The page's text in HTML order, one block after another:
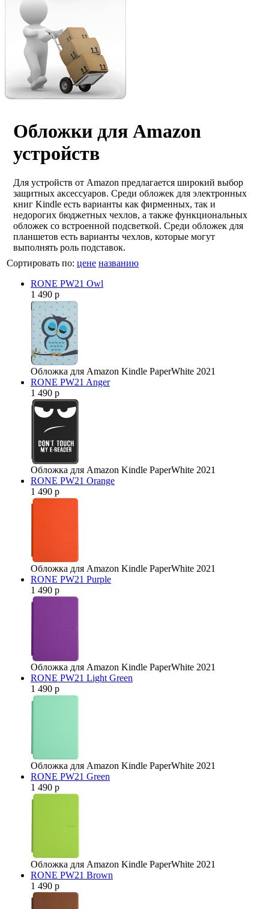
Обложки для Amazon
устройств
Для устройств от Amazon предлагается широкий выбор
защитных аксессуаров. Среди обложек для электронных
книг Kindle есть варианты как фирменных, так и
недорогих бюджетных чехлов, а также функциональных
обложек со встроенной подсветкой. Среди обложек для
планшетов есть варианты чехлов, которые могут
выполнять роль подставок.
Сортировать по: цене названию
RONE PW21 Owl
1 490 р
Обложка для Amazon Kindle PaperWhite 2021
RONE PW21 Anger
1 490 р
Обложка для Amazon Kindle PaperWhite 2021
RONE PW21 Orange
1 490 р
Обложка для Amazon Kindle PaperWhite 2021
RONE PW21 Purple
1 490 р
Обложка для Amazon Kindle PaperWhite 2021
RONE PW21 Light Green
1 490 р
Обложка для Amazon Kindle PaperWhite 2021
RONE PW21 Green
1 490 р
Обложка для Amazon Kindle PaperWhite 2021
RONE PW21 Brown
1 490 р